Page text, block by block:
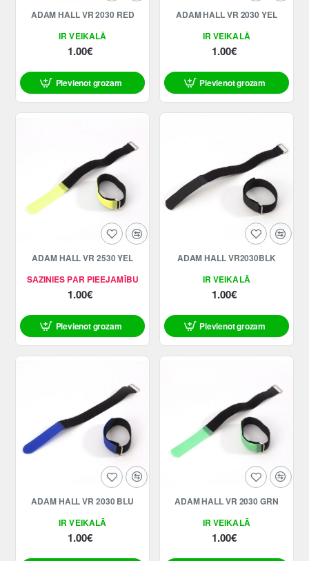
IR VEIKALĀ
ADAM HALL VR 2030 RED
1.00€
Pievienot grozam
IR VEIKALĀ
ADAM HALL VR 2030 YEL
1.00€
Pievienot grozam
SAZINIES PAR PIEEJAMĪBU
ADAM HALL VR 2530 YEL
1.00€
Pievienot grozam
IR VEIKALĀ
ADAM HALL VR2030BLK
1.00€
Pievienot grozam
IR VEIKALĀ
ADAM HALL VR 2030 BLU
1.00€
IR VEIKALĀ
ADAM HALL VR 2030 GRN
1.00€